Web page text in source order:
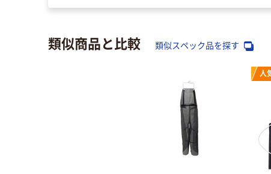
類似商品と比較 類似スペック品を探す
人